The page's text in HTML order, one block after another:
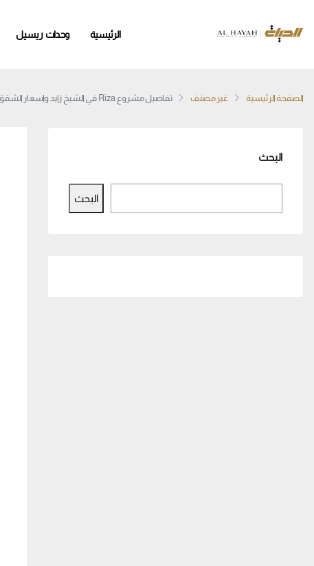
الرئيسية وحدات ريسيل
الصفحة الرئيسية غير مصنف تفاصيل مشروع Riza في الشيخ زايد واسعار الشقق وانظمة التقسيط
البحث
البحث